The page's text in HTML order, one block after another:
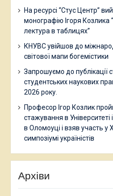
На ресурсі “Стус Центр”
монографію Ігоря Козлика
лектура в таблицях”
КНУВС увійшов до
світової мапи богемістики
Запрошуємо до публікації
студентських наукових
2026 року.
Професор Ігор Козлик
стажування в
в Оломоуці і взяв участь у
симпозіумі україністів
Архіви